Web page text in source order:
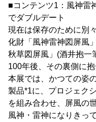
■コンテンツ1：風神
でダブルデート
現在は保存のために別
化財「風神雷神図屏風
秋草図屏風」(酒井抱一
100年後、その裏側に
本展では、かつての姿
製品*1に、プロジェク
を組み合わせ、屏風の
風神・雷神になりきっ